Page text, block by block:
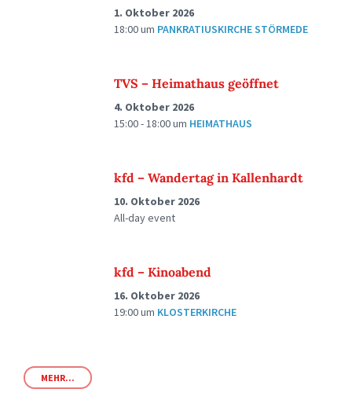
1. Oktober 2026
18:00um PANKRATIUSKIRCHE STÖRMEDE
TVS – Heimathaus geöffnet
4. Oktober 2026
15:00 - 18:00um HEIMATHAUS
kfd – Wandertag in Kallenhardt
10. Oktober 2026
All-day event
kfd – Kinoabend
16. Oktober 2026
19:00um KLOSTERKIRCHE
MEHR...